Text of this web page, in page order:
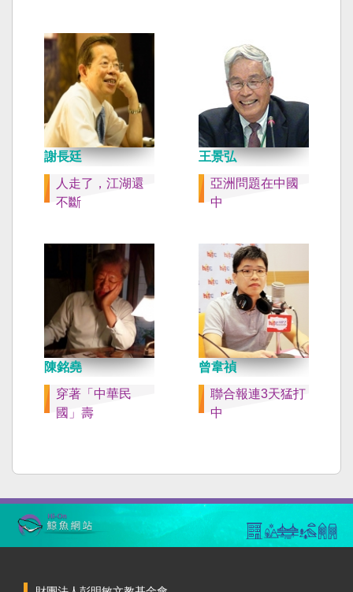
謝長廷
人走了，江湖還
不斷
王景弘
亞洲問題在中國
中
陳銘堯
穿著「中華民
國」壽
曾韋禎
聯合報連3天猛打
中